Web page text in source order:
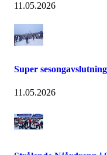
11.05.2026
Super sesongavslutning
11.05.2026